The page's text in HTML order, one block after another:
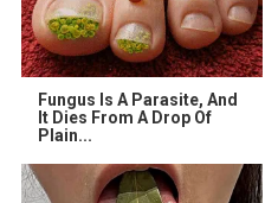
Fungus Is A Parasite, And
It Dies From A Drop Of
Plain...